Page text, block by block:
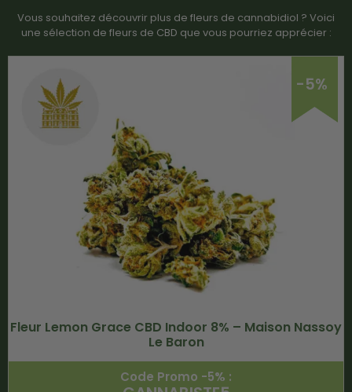
Vous souhaitez découvrir plus de fleurs de cannabidiol ? Voici
une sélection de fleurs de CBD que vous pourriez apprécier :
-5%
Fleur Lemon Grace CBD Indoor 8% – Maison Nassoy
Le Baron
Code Promo -5% :